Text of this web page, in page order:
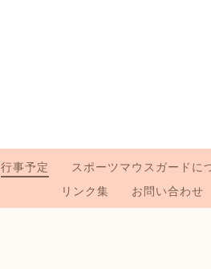
行事予定 スポーツマウスガードに
リンク集
お問い合わせ